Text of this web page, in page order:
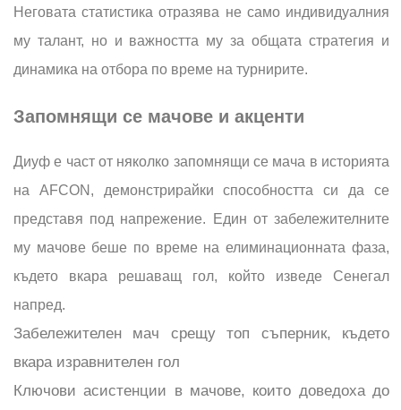
Неговата статистика отразява не само индивидуалния
му талант, но и важността му за общата стратегия и
динамика на отбора по време на турнирите.
Запомнящи се мачове и акценти
Диуф е част от няколко запомнящи се мача в историята
на AFCON, демонстрирайки способността си да се
представя под напрежение. Един от забележителните
му мачове беше по време на елиминационната фаза,
където вкара решаващ гол, който изведе Сенегал
напред.
Забележителен мач срещу топ съперник, където
вкара изравнителен гол
Ключови асистенции в мачове, които доведоха до